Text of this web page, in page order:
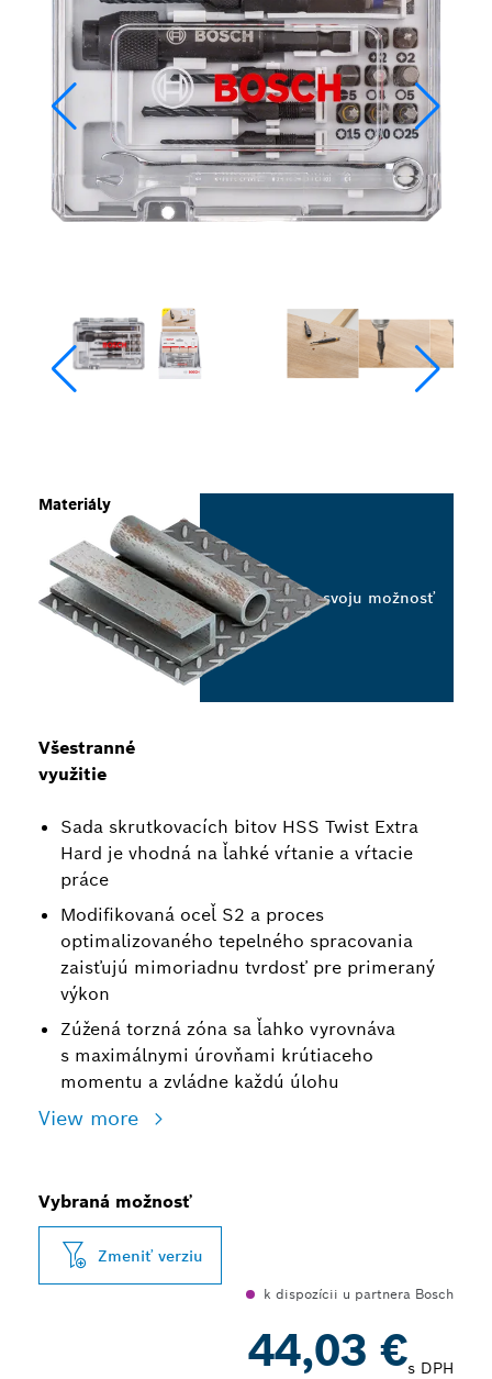
Všestranné
využitie
Sada skrutkovacích bitov HSS Twist Extra
Hard je vhodná na ľahké vŕtanie a vŕtacie
práce
Modifikovaná oceľ S2 a proces
optimalizovaného tepelného spracovania
zaisťujú mimoriadnu tvrdosť pre primeraný
výkon
Zúžená torzná zóna sa ľahko vyrovnáva
s maximálnymi úrovňami krútiaceho
momentu a zvládne každú úlohu
View more
Materiály
Vyberte svoju možnosť
Vybraná možnosť
Zmeniť verziu
k dispozícii u partnera Bosch
44,03 €s DPH